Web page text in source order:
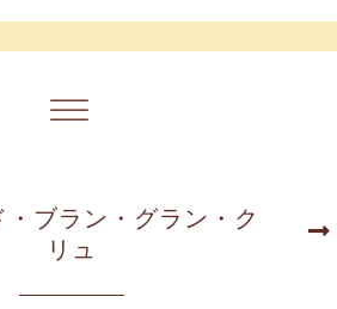
ブラン・グラン・ク
リュ